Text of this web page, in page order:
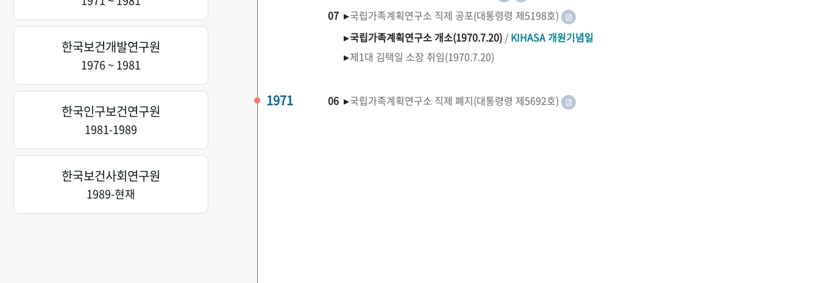
한국보건개발연구원
1976 ~ 1981
한국인구보건연구원
1981-1989
한국보건사회연구원
1989-현재
07 ▸국립가족계획연구소 직제 공포(대통령령 제5198호)
▸국립가족계획연구소 개소(1970.7.20) / KIHASA 개원기념일
▸제1대 김택일 소장 취임(1970.7.20)
1971 06 ▸국립가족계획연구소 직제 폐지(대통령령 제5692호)